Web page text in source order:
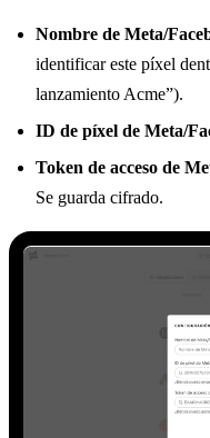
Nombre de Meta/
identificar este píxel
lanzamiento Acme”).
ID de píxel de Meta/
Token de acceso de
Se guarda cifrado.